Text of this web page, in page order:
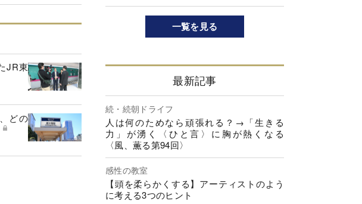
JR東
どの
一覧を見る
最新記事
続・続朝ドライフ
人は何のためなら頑張れる？→「生きる
力」が湧く〈ひと言〉に胸が熱くなる
〈風、薫る第94回〉
感性の教室
【頭を柔らかくする】アーティストのよう
に考える3つのヒント